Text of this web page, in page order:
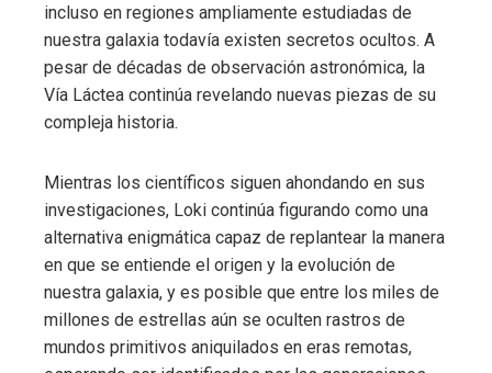
incluso en regiones ampliamente estudiadas de
nuestra galaxia todavía existen secretos ocultos. A
pesar de décadas de observación astronómica, la
Vía Láctea continúa revelando nuevas piezas de su
compleja historia.
Mientras los científicos siguen ahondando en sus
investigaciones, Loki continúa figurando como una
alternativa enigmática capaz de replantear la manera
en que se entiende el origen y la evolución de
nuestra galaxia, y es posible que entre los miles de
millones de estrellas aún se oculten rastros de
mundos primitivos aniquilados en eras remotas,